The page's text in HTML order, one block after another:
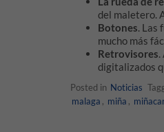
del maletero.
Botones .
mucho más
Retrovisores
digitalizados
Posted in Noticias
malaga , miña ,